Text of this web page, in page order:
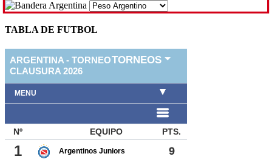
TABLA DE FUTBOL